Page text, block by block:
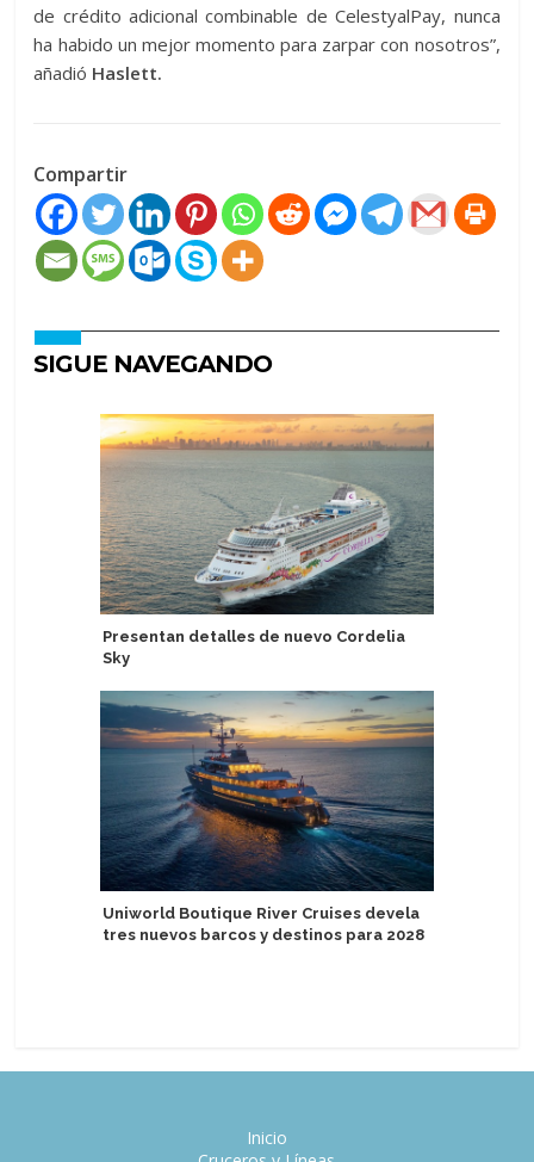
de crédito adicional combinable de CelestyalPay, nunca
ha habido un mejor momento para zarpar con nosotros”,
añadió Haslett.
Compartir
SIGUE NAVEGANDO
Presentan detalles de nuevo Cordelia
Sky
Uniworld Boutique River Cruises devela
tres nuevos barcos y destinos para 2028
Inicio